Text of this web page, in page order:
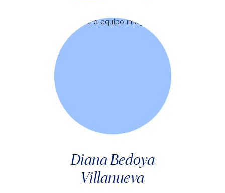
Diana Bedoya
Villanueva